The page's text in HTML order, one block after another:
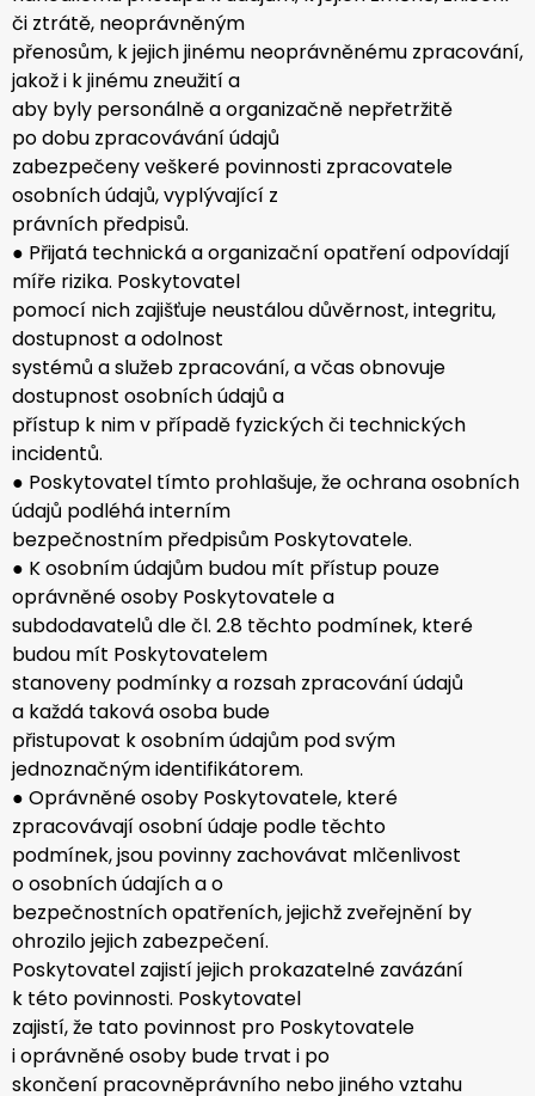
či ztrátě, neoprávněným
přenosům, k jejich jinému neoprávněnému zpracování,
jakož i k jinému zneužití a
aby byly personálně a organizačně nepřetržitě
po dobu zpracovávání údajů
zabezpečeny veškeré povinnosti zpracovatele
osobních údajů, vyplývající z
právních předpisů.
● Přijatá technická a organizační opatření odpovídají
míře rizika. Poskytovatel
pomocí nich zajišťuje neustálou důvěrnost, integritu,
dostupnost a odolnost
systémů a služeb zpracování, a včas obnovuje
dostupnost osobních údajů a
přístup k nim v případě fyzických či technických
incidentů.
● Poskytovatel tímto prohlašuje, že ochrana osobních
údajů podléhá interním
bezpečnostním předpisům Poskytovatele.
● K osobním údajům budou mít přístup pouze
oprávněné osoby Poskytovatele a
subdodavatelů dle čl. 2.8 těchto podmínek, které
budou mít Poskytovatelem
stanoveny podmínky a rozsah zpracování údajů
a každá taková osoba bude
přistupovat k osobním údajům pod svým
jednoznačným identifikátorem.
● Oprávněné osoby Poskytovatele, které
zpracovávají osobní údaje podle těchto
podmínek, jsou povinny zachovávat mlčenlivost
o osobních údajích a o
bezpečnostních opatřeních, jejichž zveřejnění by
ohrozilo jejich zabezpečení.
Poskytovatel zajistí jejich prokazatelné zavázání
k této povinnosti. Poskytovatel
zajistí, že tato povinnost pro Poskytovatele
i oprávněné osoby bude trvat i po
skončení pracovněprávního nebo jiného vztahu